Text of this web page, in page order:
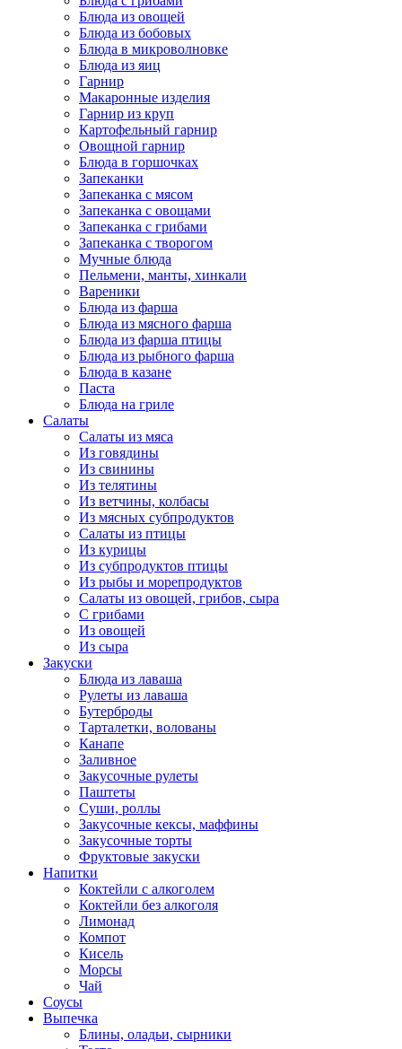
Блюда из овощей
Блюда из бобовых
Блюда в микроволновке
Блюда из яиц
Гарнир
Макаронные изделия
Гарнир из круп
Картофельный гарнир
Овощной гарнир
Блюда в горшочках
Запеканки
Запеканка с мясом
Запеканка с овощами
Запеканка с грибами
Запеканка с творогом
Мучные блюда
Пельмени, манты, хинкали
Вареники
Блюда из фарша
Блюда из мясного фарша
Блюда из фарша птицы
Блюда из рыбного фарша
Блюда в казане
Паста
Блюда на гриле
Салаты
Салаты из мяса
Из говядины
Из свинины
Из телятины
Из ветчины, колбасы
Из мясных субпродуктов
Салаты из птицы
Из курицы
Из субпродуктов птицы
Из рыбы и морепродуктов
Салаты из овощей, грибов, сыра
С грибами
Из овощей
Из сыра
Закуски
Блюда из лаваша
Рулеты из лаваша
Бутерброды
Тарталетки, волованы
Канапе
Заливное
Закусочные рулеты
Паштеты
Суши, роллы
Закусочные кексы, маффины
Закусочные торты
Фруктовые закуски
Напитки
Коктейли с алкоголем
Коктейли без алкоголя
Лимонад
Компот
Кисель
Морсы
Чай
Соусы
Выпечка
Блины, оладьи, сырники